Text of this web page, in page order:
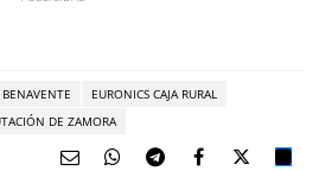
EURONICS CAJA RURAL
DE ZAMORA